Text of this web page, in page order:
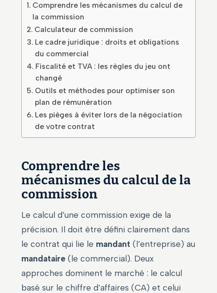
Comprendre les mécanismes du calcul de
la commission
Calculateur de commission
Le cadre juridique : droits et obligations
du commercial
Fiscalité et TVA : les règles du jeu ont
changé
Outils et méthodes pour optimiser son
plan de rémunération
Les pièges à éviter lors de la négociation
de votre contrat
Comprendre les
mécanismes du calcul de la
commission
Le calcul d’une commission exige de la
précision. Il doit être défini clairement dans
le contrat qui lie le mandant (l’entreprise) au
mandataire (le commercial). Deux
approches dominent le marché : le calcul
basé sur le chiffre d’affaires (CA) et celui